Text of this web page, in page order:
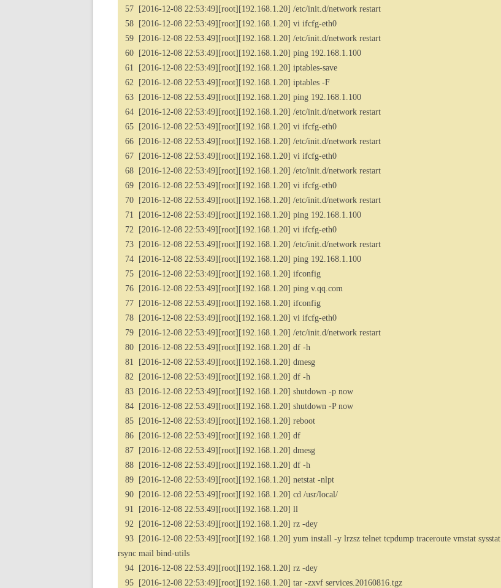
57 [2016-12-08 22:53:49][root][192.168.1.20] /etc/init.d/network restart
58 [2016-12-08 22:53:49][root][192.168.1.20] vi ifcfg-eth0
59 [2016-12-08 22:53:49][root][192.168.1.20] /etc/init.d/network restart
60 [2016-12-08 22:53:49][root][192.168.1.20] ping 192.168.1.100
61 [2016-12-08 22:53:49][root][192.168.1.20] iptables-save
62 [2016-12-08 22:53:49][root][192.168.1.20] iptables -F
63 [2016-12-08 22:53:49][root][192.168.1.20] ping 192.168.1.100
64 [2016-12-08 22:53:49][root][192.168.1.20] /etc/init.d/network restart
65 [2016-12-08 22:53:49][root][192.168.1.20] vi ifcfg-eth0
66 [2016-12-08 22:53:49][root][192.168.1.20] /etc/init.d/network restart
67 [2016-12-08 22:53:49][root][192.168.1.20] vi ifcfg-eth0
68 [2016-12-08 22:53:49][root][192.168.1.20] /etc/init.d/network restart
69 [2016-12-08 22:53:49][root][192.168.1.20] vi ifcfg-eth0
70 [2016-12-08 22:53:49][root][192.168.1.20] /etc/init.d/network restart
71 [2016-12-08 22:53:49][root][192.168.1.20] ping 192.168.1.100
72 [2016-12-08 22:53:49][root][192.168.1.20] vi ifcfg-eth0
73 [2016-12-08 22:53:49][root][192.168.1.20] /etc/init.d/network restart
74 [2016-12-08 22:53:49][root][192.168.1.20] ping 192.168.1.100
75 [2016-12-08 22:53:49][root][192.168.1.20] ifconfig
76 [2016-12-08 22:53:49][root][192.168.1.20] ping v.qq.com
77 [2016-12-08 22:53:49][root][192.168.1.20] ifconfig
78 [2016-12-08 22:53:49][root][192.168.1.20] vi ifcfg-eth0
79 [2016-12-08 22:53:49][root][192.168.1.20] /etc/init.d/network restart
80 [2016-12-08 22:53:49][root][192.168.1.20] df -h
81 [2016-12-08 22:53:49][root][192.168.1.20] dmesg
82 [2016-12-08 22:53:49][root][192.168.1.20] df -h
83 [2016-12-08 22:53:49][root][192.168.1.20] shutdown -p now
84 [2016-12-08 22:53:49][root][192.168.1.20] shutdown -P now
85 [2016-12-08 22:53:49][root][192.168.1.20] reboot
86 [2016-12-08 22:53:49][root][192.168.1.20] df
87 [2016-12-08 22:53:49][root][192.168.1.20] dmesg
88 [2016-12-08 22:53:49][root][192.168.1.20] df -h
89 [2016-12-08 22:53:49][root][192.168.1.20] netstat -nlpt
90 [2016-12-08 22:53:49][root][192.168.1.20] cd /usr/local/
91 [2016-12-08 22:53:49][root][192.168.1.20] ll
92 [2016-12-08 22:53:49][root][192.168.1.20] rz -dey
93 [2016-12-08 22:53:49][root][192.168.1.20] yum install -y lrzsz telnet tcpdump traceroute vmstat sysstat
rsync mail bind-utils
94 [2016-12-08 22:53:49][root][192.168.1.20] rz -dey
95 [2016-12-08 22:53:49][root][192.168.1.20] tar -zxvf services.20160816.tgz